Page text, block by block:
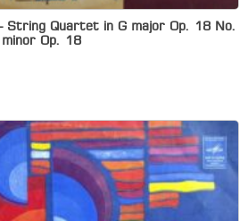
String Quartet in G major Op. 18 No.
Op. 18